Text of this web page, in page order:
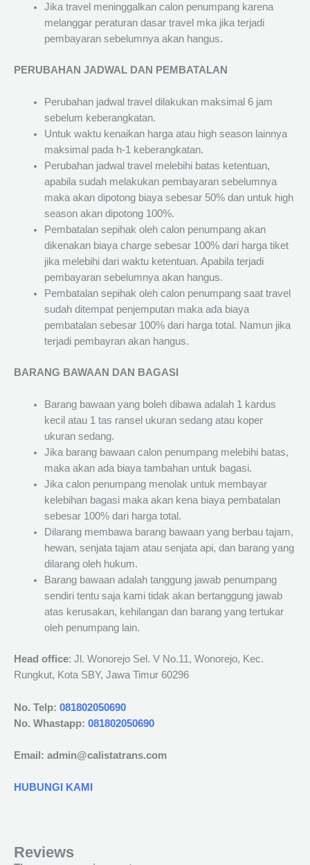
Jika travel meninggalkan calon penumpang karena
melanggar peraturan dasar travel mka jika terjadi
pembayaran sebelumnya akan hangus.
PERUBAHAN JADWAL DAN PEMBATALAN
Perubahan jadwal travel dilakukan maksimal 6 jam
sebelum keberangkatan.
Untuk waktu kenaikan harga atau high season lainnya
maksimal pada h-1 keberangkatan.
Perubahan jadwal travel melebihi batas ketentuan,
apabila sudah melakukan pembayaran sebelumnya
maka akan dipotong biaya sebesar 50% dan untuk high
season akan dipotong 100%.
Pembatalan sepihak oleh calon penumpang akan
dikenakan biaya charge sebesar 100% dari harga tiket
jika melebihi dari waktu ketentuan. Apabila terjadi
pembayaran sebelumnya akan hangus.
Pembatalan sepihak oleh calon penumpang saat travel
sudah ditempat penjemputan maka ada biaya
pembatalan sebesar 100% dari harga total. Namun jika
terjadi pembayran akan hangus.
BARANG BAWAAN DAN BAGASI
Barang bawaan yang boleh dibawa adalah 1 kardus
kecil atau 1 tas ransel ukuran sedang atau koper
ukuran sedang.
Jika barang bawaan calon penumpang melebihi batas,
maka akan ada biaya tambahan untuk bagasi.
Jika calon penumpang menolak untuk membayar
kelebihan bagasi maka akan kena biaya pembatalan
sebesar 100% dari harga total.
Dilarang membawa barang bawaan yang berbau tajam,
hewan, senjata tajam atau senjata api, dan barang yang
dilarang oleh hukum.
Barang bawaan adalah tanggung jawab penumpang
sendiri tentu saja kami tidak akan bertanggung jawab
atas kerusakan, kehilangan dan barang yang tertukar
oleh penumpang lain.
Head office: Jl. Wonorejo Sel. V No.11, Wonorejo, Kec.
Rungkut, Kota SBY, Jawa Timur 60296
No. Telp: 081802050690
No. Whastapp: 081802050690
Email: admin@calistatrans.com
HUBUNGI KAMI
Reviews